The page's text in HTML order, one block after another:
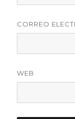
CORREO
WEB